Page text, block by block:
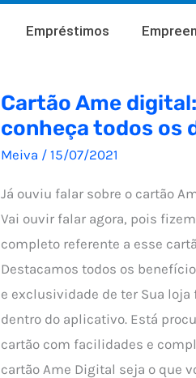
Empréstimos
Cartão Ame digital:
conheça todos os
Meiva / 15/07/2021
Já ouviu falar sobre o cartão
Vai ouvir falar agora, pois
completo referente a esse
Destacamos todos os
e exclusividade de ter Sua loja
dentro do aplicativo. Está
cartão com facilidades e
cartão Ame Digital seja o que